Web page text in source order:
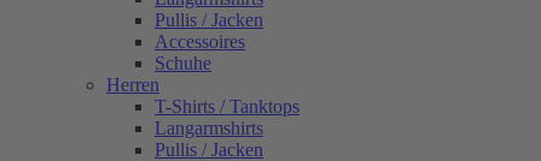
Pullis / Jacken
Accessoires
Schuhe
Herren
T-Shirts / Tanktops
Langarmshirts
Pullis / Jacken